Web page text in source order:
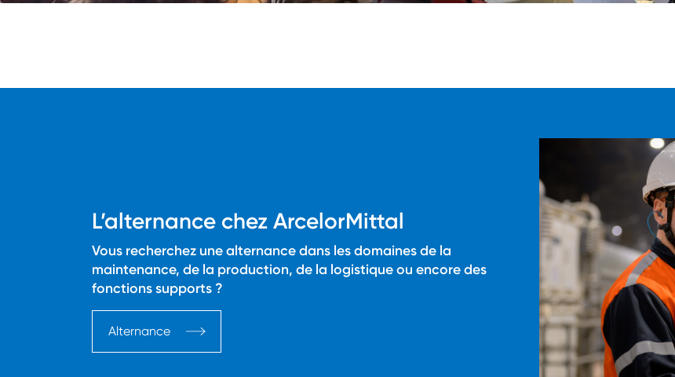
L’alternance chez ArcelorMittal
Vous recherchez une alternance dans les domaines de la
maintenance, de la production, de la logistique ou encore des
fonctions supports ?
Alternance